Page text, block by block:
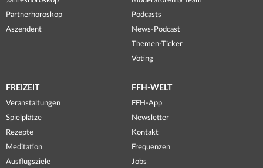
Partnerhoroskop
Aszendent
Podcasts
News-Podcast
Themen-Ticker
Voting
FREIZEIT
Veranstaltungen
Spielplätze
Rezepte
Meditation
Ausflugsziele
FFH-WELT
FFH-App
Newsletter
Kontakt
Frequenzen
Jobs